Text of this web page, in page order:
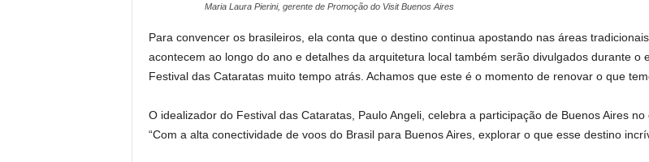
Maria Laura Pierini, gerente de Promoção do Visit Buenos Aires
Para convencer os brasileiros, ela conta que o destino continua apostando nas áreas
acontecem ao longo do ano e detalhes da arquitetura local também serão divulgados durante o
Festival das Cataratas muito tempo atrás. Achamos que este é o momento de renovar o que
O idealizador do Festival das Cataratas, Paulo Angeli, celebra a participação de Buenos Aires
“Com a alta conectividade de voos do Brasil para Buenos Aires, explorar o que esse destino